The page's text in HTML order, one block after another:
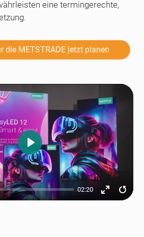
eine termingerechte,
die METSTRADE jetzt planen
02:20
Enter
Play